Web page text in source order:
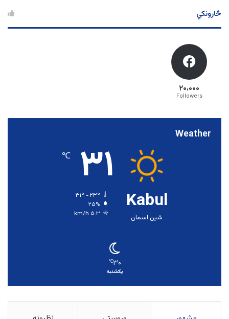
څارونکي
۲۰،۰۰۰
Followers
Weather
Kabul
شین اسمان
۳۱ ℃
۲۵%
۵.۳ km/h
۳۰℃
یکشنبه